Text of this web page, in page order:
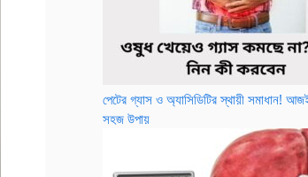
পেটের গ্যাস ও অ্যাসিডিটির স্থায়ী সমাধান!
সহজ উপায়